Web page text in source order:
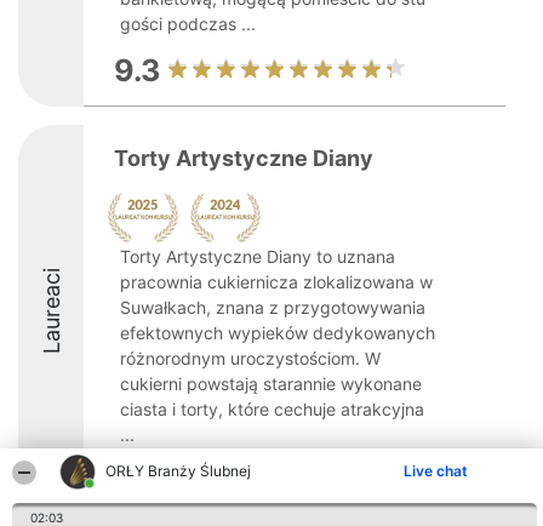
ORŁY Branży Ślubnej Live chat
02:03
gości podczas ...
9.3
Laureaci
Torty Artystyczne Diany
Torty Artystyczne Diany to uznana
pracownia cukiernicza zlokalizowana w
Suwałkach, znana z przygotowywania
efektownych wypieków dedykowanych
różnorodnym uroczystościom. W
cukierni powstają starannie wykonane
ciasta i torty, które cechuje atrakcyjna
...
8.5